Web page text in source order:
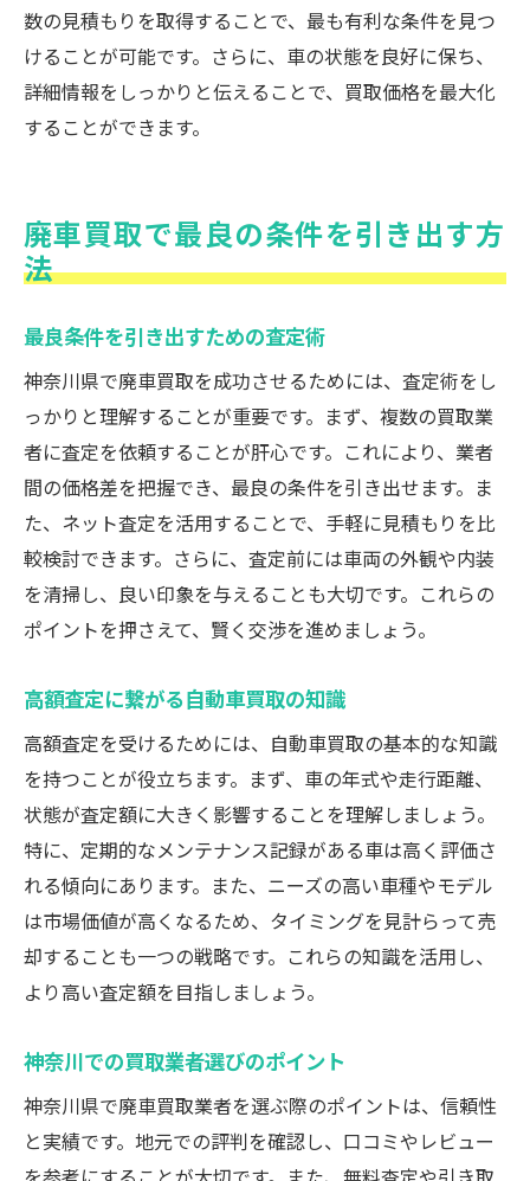
数の見積もりを取得することで、最も有利な条件を見つ
けることが可能です。さらに、車の状態を良好に保ち、
詳細情報をしっかりと伝えることで、買取価格を最大化
することができます。
廃車買取で最良の条件を引き出す方
法
最良条件を引き出すための査定術
神奈川県で廃車買取を成功させるためには、査定術をし
っかりと理解することが重要です。まず、複数の買取業
者に査定を依頼することが肝心です。これにより、業者
間の価格差を把握でき、最良の条件を引き出せます。ま
た、ネット査定を活用することで、手軽に見積もりを比
較検討できます。さらに、査定前には車両の外観や内装
を清掃し、良い印象を与えることも大切です。これらの
ポイントを押さえて、賢く交渉を進めましょう。
高額査定に繋がる自動車買取の知識
高額査定を受けるためには、自動車買取の基本的な知識
を持つことが役立ちます。まず、車の年式や走行距離、
状態が査定額に大きく影響することを理解しましょう。
特に、定期的なメンテナンス記録がある車は高く評価さ
れる傾向にあります。また、ニーズの高い車種やモデル
は市場価値が高くなるため、タイミングを見計らって売
却することも一つの戦略です。これらの知識を活用し、
より高い査定額を目指しましょう。
神奈川での買取業者選びのポイント
神奈川県で廃車買取業者を選ぶ際のポイントは、信頼性
と実績です。地元での評判を確認し、口コミやレビュー